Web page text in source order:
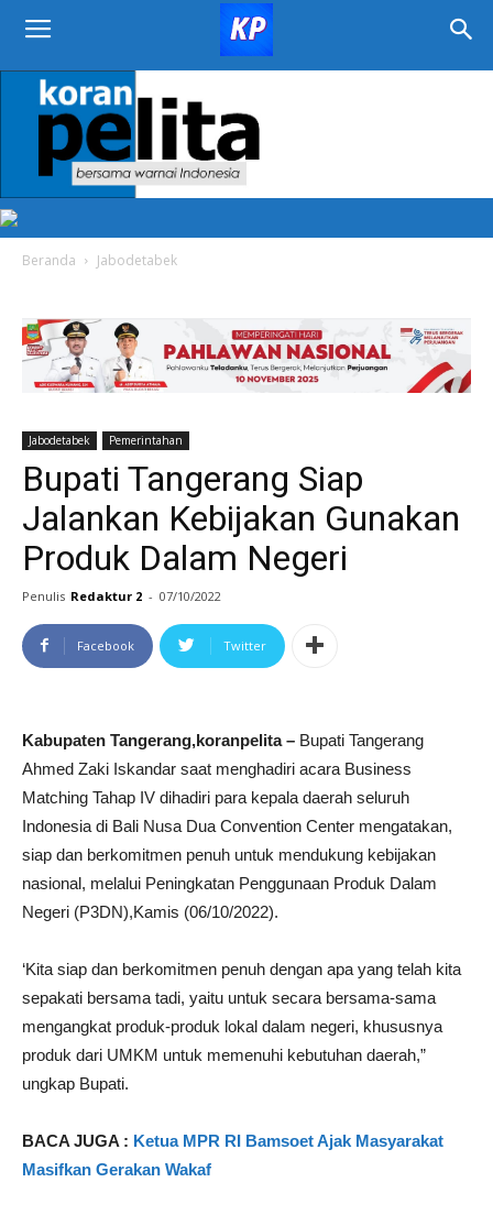
KORAN
PELITA
Beranda Jabodetabek
Jabodetabek Pemerintahan
Bupati Tangerang Siap
Jalankan Kebijakan Gunakan
Produk Dalam Negeri
Penulis Redaktur 2 - 07/10/2022
Facebook Twitter
Kabupaten Tangerang,koranpelita – Bupati Tangerang
Ahmed Zaki Iskandar saat menghadiri acara Business
Matching Tahap IV dihadiri para kepala daerah seluruh
Indonesia di Bali Nusa Dua Convention Center mengatakan,
siap dan berkomitmen penuh untuk mendukung kebijakan
nasional, melalui Peningkatan Penggunaan Produk Dalam
Negeri (P3DN),Kamis (06/10/2022).
‘Kita siap dan berkomitmen penuh dengan apa yang telah kita
sepakati bersama tadi, yaitu untuk secara bersama-sama
mengangkat produk-produk lokal dalam negeri, khususnya
produk dari UMKM untuk memenuhi kebutuhan daerah,”
ungkap Bupati.
BACA JUGA : Ketua MPR RI Bamsoet Ajak Masyarakat
Masifkan Gerakan Wakaf